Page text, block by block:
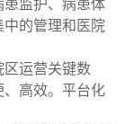
患监护、病患体
的管理和医院
区运营关键数
高效。平台化